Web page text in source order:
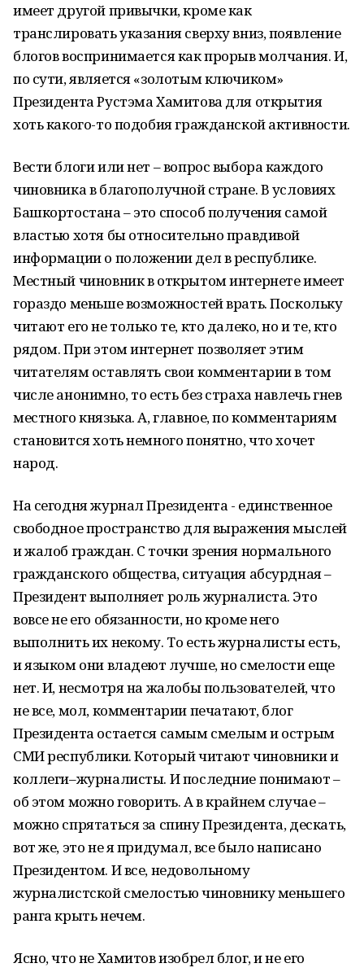
имеет другой привычки, кроме как
транслировать указания сверху вниз, появление
блогов воспринимается как прорыв молчания. И,
по сути, является «золотым ключиком»
Президента Рустэма Хамитова для открытия
хоть какого-то подобия гражданской активности.
Вести блоги или нет – вопрос выбора каждого
чиновника в благополучной стране. В условиях
Башкортостана – это способ получения самой
властью хотя бы относительно правдивой
информации о положении дел в республике.
Местный чиновник в открытом интернете имеет
гораздо меньше возможностей врать. Поскольку
читают его не только те, кто далеко, но и те, кто
рядом. При этом интернет позволяет этим
читателям оставлять свои комментарии в том
числе анонимно, то есть без страха навлечь гнев
местного князька. А, главное, по комментариям
становится хоть немного понятно, что хочет
народ.
На сегодня журнал Президента - единственное
свободное пространство для выражения мыслей
и жалоб граждан. С точки зрения нормального
гражданского общества, ситуация абсурдная –
Президент выполняет роль журналиста. Это
вовсе не его обязанности, но кроме него
выполнить их некому. То есть журналисты есть,
и языком они владеют лучше, но смелости еще
нет. И, несмотря на жалобы пользователей, что
не все, мол, комментарии печатают, блог
Президента остается самым смелым и острым
СМИ республики. Который читают чиновники и
коллеги–журналисты. И последние понимают –
об этом можно говорить. А в крайнем случае –
можно спрятаться за спину Президента, дескать,
вот же, это не я придумал, все было написано
Президентом. И все, недовольному
журналистской смелостью чиновнику меньшего
ранга крыть нечем.
Ясно, что не Хамитов изобрел блог, и не его